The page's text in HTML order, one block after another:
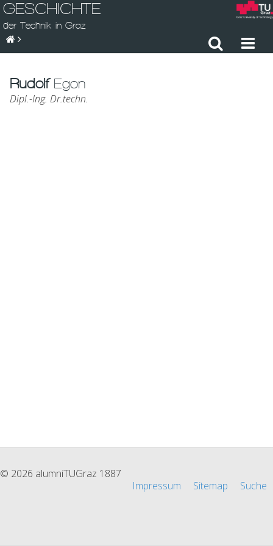
GESCHICHTE
der Technik in Graz
RudolfEgon
Dipl.-Ing. Dr.techn.
© 2026 alumniTUGraz 1887
Impressum
Sitemap Suche